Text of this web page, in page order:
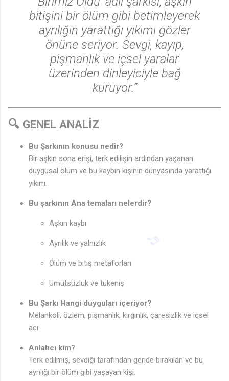
bitişini bir ölüm gibi betimleyerek
ayrılığın yarattığı yıkımı gözler
önüne seriyor. Sevgi, kayıp,
pişmanlık ve içsel yaralar
üzerinden dinleyiciyle bağ
kuruyor.”
🔍 GENEL ANALİZ
Bu Şarkının konusu nedir?
Bir aşkın sona erişi, terk edilişin ardından yaşanan
duygusal ölüm ve bu kaybın kişinin dünyasında yarattığı
yıkım.
Bu şarkının Ana temaları nelerdir?
Aşkın kaybı
Ayrılık ve yalnızlık
Ölüm ve bitiş metaforları
Umutsuzluk ve tükeniş
Bu Şarkı Hangi duyguları içeriyor?
Melankoli, özlem, pişmanlık, kırgınlık, çaresizlik ve içsel
acı.
Anlatıcı kim?
Terk edilmiş, sevdiği tarafından geride bırakılan ve bu
ayrılığı bir ölüm gibi yaşayan kişi.